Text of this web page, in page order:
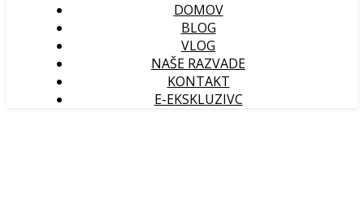
DOMOV
BLOG
VLOG
NAŠE RAZVADE
KONTAKT
E-EKSKLUZIVC